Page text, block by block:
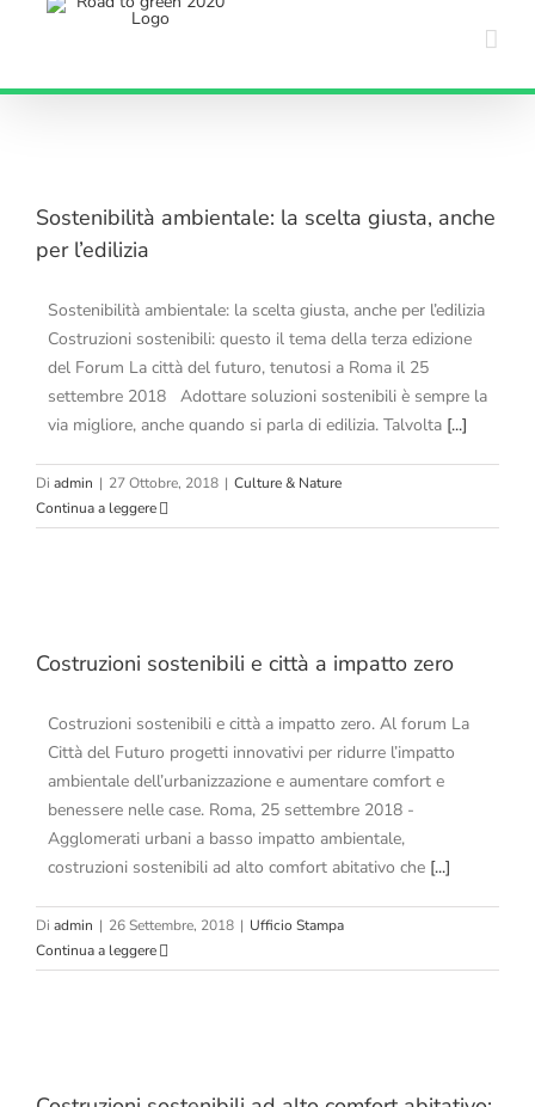
Sostenibilità ambientale: la scelta giusta, anche
per l’edilizia
Sostenibilità ambientale: la scelta giusta, anche per l’edilizia
Costruzioni sostenibili: questo il tema della terza edizione
del Forum La città del futuro, tenutosi a Roma il 25
settembre 2018 Adottare soluzioni sostenibili è sempre la
via migliore, anche quando si parla di edilizia. Talvolta [...]
Di admin | 27 Ottobre, 2018 | Culture & Nature
Continua a leggere
Costruzioni sostenibili e città a impatto zero
Costruzioni sostenibili e città a impatto zero. Al forum La
Città del Futuro progetti innovativi per ridurre l’impatto
ambientale dell’urbanizzazione e aumentare comfort e
benessere nelle case. Roma, 25 settembre 2018 -
Agglomerati urbani a basso impatto ambientale,
costruzioni sostenibili ad alto comfort abitativo che [...]
Di admin | 26 Settembre, 2018 | Ufficio Stampa
Continua a leggere